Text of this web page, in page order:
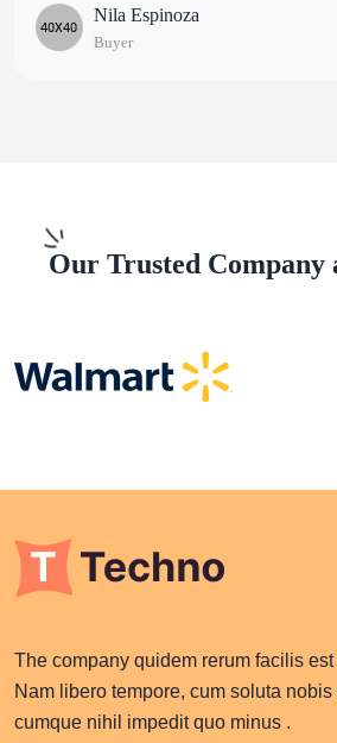
2023
Our Trusted Company
The company quidem rerum facilis
Nam libero tempore, cum soluta
cumque nihil impedit quo minus .